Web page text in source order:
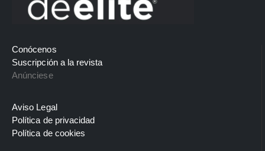
Conócenos
Suscripción a la revista
Anúnciese
Aviso Legal
Política de privacidad
Política de cookies